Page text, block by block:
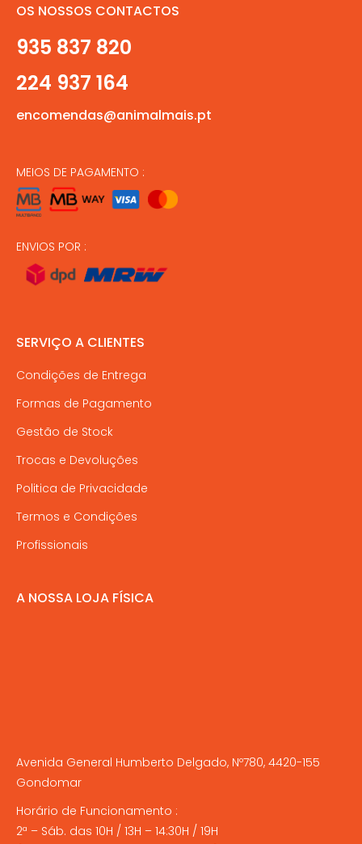
OS NOSSOS CONTACTOS
935 837 820
224 937 164
encomendas@animalmais.pt
MEIOS DE PAGAMENTO :
ENVIOS POR :
SERVIÇO A CLIENTES
Condições de Entrega
Formas de Pagamento
Gestão de Stock
Trocas e Devoluções
Politica de Privacidade
Termos e Condições
Profissionais
A NOSSA LOJA FÍSICA
Avenida General Humberto Delgado, Nº780, 4420-155
Gondomar
Horário de Funcionamento :
2ª – Sáb. das 10H / 13H – 14:30H / 19H